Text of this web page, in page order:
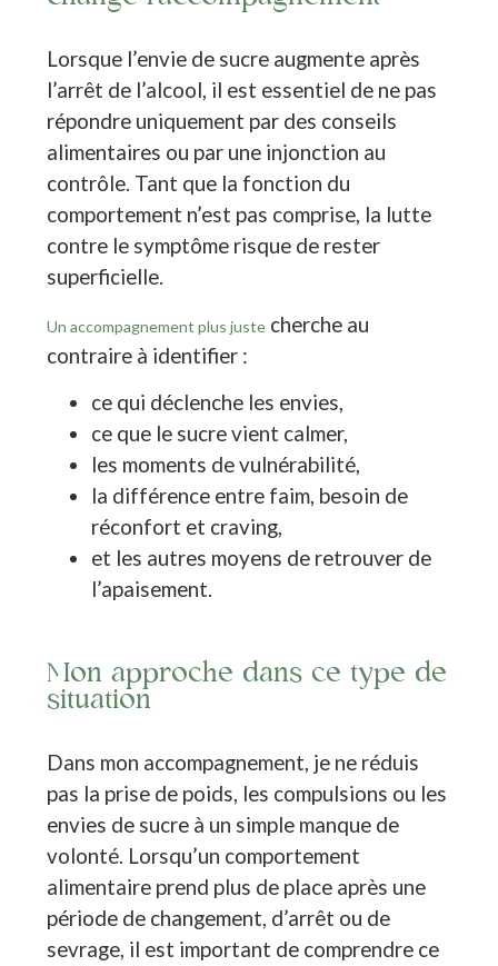
Lorsque l’envie de sucre augmente après
l’arrêt de l’alcool, il est essentiel de ne pas
répondre uniquement par des conseils
alimentaires ou par une injonction au
contrôle. Tant que la fonction du
comportement n’est pas comprise, la lutte
contre le symptôme risque de rester
superficielle.
Un accompagnement plus juste cherche au
contraire à identifier :
ce qui déclenche les envies,
ce que le sucre vient calmer,
les moments de vulnérabilité,
la différence entre faim, besoin de
réconfort et craving,
et les autres moyens de retrouver de
l’apaisement.
Mon approche dans ce type de
situation
Dans mon accompagnement, je ne réduis
pas la prise de poids, les compulsions ou les
envies de sucre à un simple manque de
volonté. Lorsqu’un comportement
alimentaire prend plus de place après une
période de changement, d’arrêt ou de
sevrage, il est important de comprendre ce